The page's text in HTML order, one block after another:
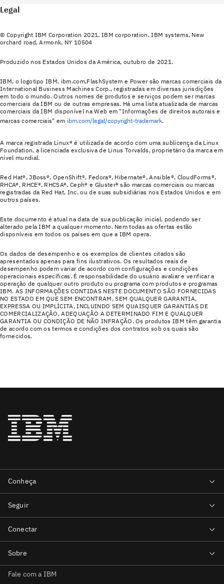
Legal
© Copyright IBM Corporation 2021. IBM corporation, IBM systems, New
orchard road, Armonk, NY 10504
Produzido nos Estados Unidos da América, outubro de 2021.
IBM, o logotipo IBM, ibm.com,FlashSystem e Power são marcas comerciais da
International Business Machines Corp., registradas em diversas jurisdições
em todo o mundo. Outros nomes de produtos e serviços podem ser marcas
comerciais da IBM ou de outras empresas. Há uma lista atualizada de marcas
comerciais da IBM disponível na Web em "Informações de direitos autorais e
marcas comerciais" em ibm.com/legal/copyright-trademark.
A marca registrada Linux® é utilizada de acordo com uma sublicença da Linux
Foundation, a licenciada exclusiva de Linus Torvalds, proprietário da marca em
nível mundial.
Red Hat®, JBoss®, OpenShift®, Fedora®, Hibernate®, Ansible®, CloudForms®,
RHCA®, RHCE®, RHCSA®, Ceph® e Gluster® são marcas comerciais ou marcas
registradas da Red Hat, Inc. ou de suas subsidiárias nos Estados Unidos e em
outros países.
Este documento é atual na data de sua publicação inicial, podendo ser
alterado pela IBM a qualquer momento. Nem todas as ofertas estão
disponíveis em todos os países em que a IBM opera.
Os dados de desempenho e os exemplos de clientes citados são
apresentados apenas para fins ilustrativos. Os resultados reais de
desempenho podem variar de acordo com configurações e condições
operacionais específicas. É responsabilidade do usuário avaliar e verificar a
operação de qualquer outro produto ou programa com produtos e programas
IBM. AS INFORMAÇÕES CONTIDAS NESTE DOCUMENTO SÃO FORNECIDAS
NO ESTADO EM QUE SEM ENCONTRAM, SEM QUALQUER GARANTIA,
EXPRESSA OU IMPLÍCITA, INCLUINDO SEM QUAISQUER GARANTIAS DE
COMERCIALIZAÇÃO, ADEQUAÇÃO A DETERMINADO FIM E QUALQUER
GARANTIA OU CONDIÇÃO DE NÃO INFRAÇÃO. Os produtos IBM têm garantia
de acordo com os termos e condições dos contratos sob os quais são
fornecidos.
Fale com a IBM